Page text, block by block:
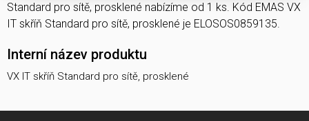
Standard pro sítě, prosklené nabízíme od 1 ks. Kód EMAS VX
IT skříň Standard pro sítě, prosklené je ELOSOS0859135.
Interní název produktu
VX IT skříň Standard pro sítě, prosklené